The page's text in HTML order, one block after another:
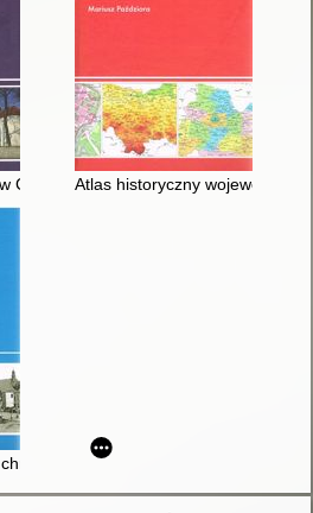
Chrzanowie-Kościelcu : zarys dziejów
Atlas historyczny województwa